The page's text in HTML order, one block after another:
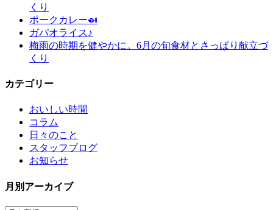
くり
ポークカレー🍛
ガパオライス♪
梅雨の時期を健やかに。6月の旬食材とさっぱり献立づ
くり
カテゴリー
おいしい時間
コラム
日々のこと
スタッフブログ
お知らせ
月別アーカイブ